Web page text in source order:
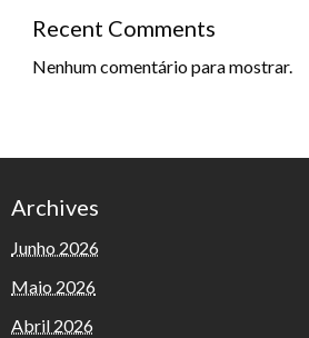
Recent Comments
Nenhum comentário para mostrar.
Archives
Junho 2026
Maio 2026
Abril 2026